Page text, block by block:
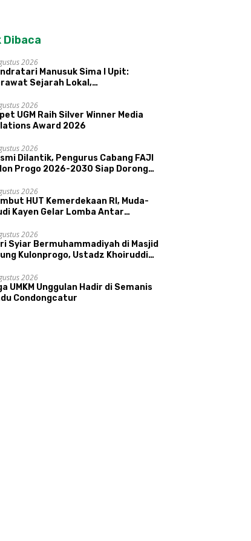
Dibaca
2026
Manusuk Sima I Upit:
Sejarah Lokal,
dan Ekologi Klaten
2026
UGM Raih Silver Winner Media
Award 2026
2026
Dilantik, Pengurus Cabang FAJI
Progo 2026-2030 Siap Dorong
Progo
2026
HUT Kemerdekaan RI, Muda-
Kayen Gelar Lomba Antar
2026
Syiar Bermuhammadiyah di Masjid
Kulonprogo, Ustadz Khoiruddin
Adalah Agama
2026
UMKM Unggulan Hadir di Semanis
Condongcatur